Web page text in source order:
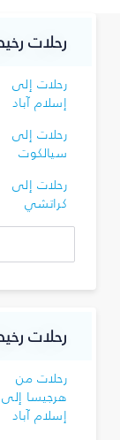
رحلات
رحلات إلى
إسلام آباد
رحلات إلى
سيالكوت
رحلات إلى
كراتشي
رحلات
رحلات من
هرجيسا إلى
إسلام آباد